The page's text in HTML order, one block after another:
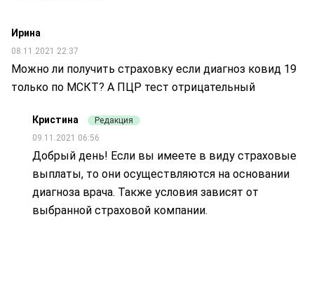
Ирина
08.11.2021 22:37
Можно ли получить страховку если диагноз ковид 19
только по МСКТ? А ПЦР тест отрицательный
Кристина
Редакция
09.11.2021 06:56
Добрый день! Если вы имеете в виду страховые
выплаты, то они осуществляются на основании
диагноза врача. Также условия зависят от
выбранной страховой компании.